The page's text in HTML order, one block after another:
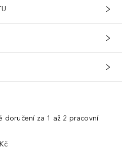
doručení za 1 až 2 pracovní